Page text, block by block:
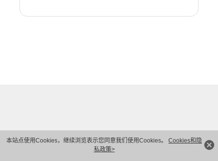
本站点使用Cookies，继续浏览表示您同意我们使用Cookies。 Cookies和隐
私政策>